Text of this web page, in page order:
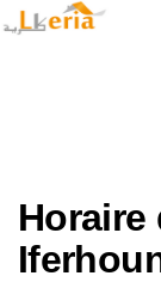
Horaire